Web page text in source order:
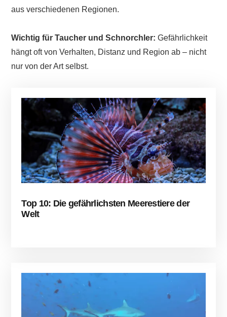
aus verschiedenen Regionen.
Wichtig für Taucher und Schnorchler: Gefährlichkeit
hängt oft von Verhalten, Distanz und Region ab – nicht
nur von der Art selbst.
Top 10: Die gefährlichsten Meerestiere der
Welt